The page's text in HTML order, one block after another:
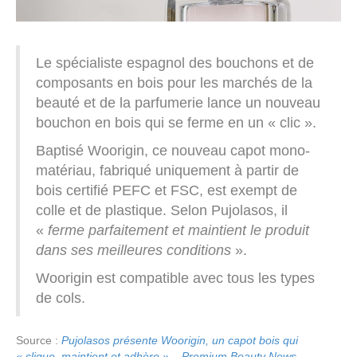
Le spécialiste espagnol des bouchons et de
composants en bois pour les marchés de la
beauté et de la parfumerie lance un nouveau
bouchon en bois qui se ferme en un « clic ».
Baptisé Woorigin, ce nouveau capot mono-
matériau, fabriqué uniquement à partir de
bois certifié PEFC et FSC, est exempt de
colle et de plastique. Selon Pujolasos, il
« ferme parfaitement et maintient le produit
dans ses meilleures conditions ».
Woorigin est compatible avec tous les types
de cols.
Source : Pujolasos présente Woorigin, un capot bois qui